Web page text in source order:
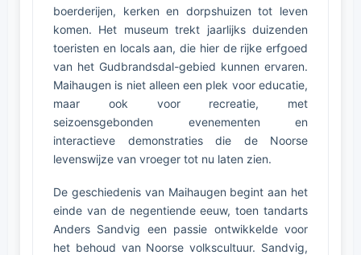
boerderijen, kerken en dorpshuizen tot leven
komen. Het museum trekt jaarlijks duizenden
toeristen en locals aan, die hier de rijke erfgoed
van het Gudbrandsdal-gebied kunnen ervaren.
Maihaugen is niet alleen een plek voor educatie,
maar ook voor recreatie, met
seizoensgebonden evenementen en
interactieve demonstraties die de Noorse
levenswijze van vroeger tot nu laten zien.
De geschiedenis van Maihaugen begint aan het
einde van de negentiende eeuw, toen tandarts
Anders Sandvig een passie ontwikkelde voor
het behoud van Noorse volkscultuur. Sandvig,